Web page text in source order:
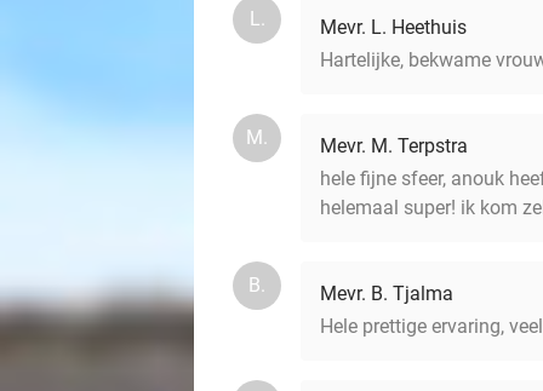
L.
Mevr. L. Heethuis
Hartelijke, bekwame
M.
Mevr. M. Terpstra
hele fijne sfeer, anouk
helemaal super! ik kom
B.
Mevr. B. Tjalma
Hele prettige ervaring,